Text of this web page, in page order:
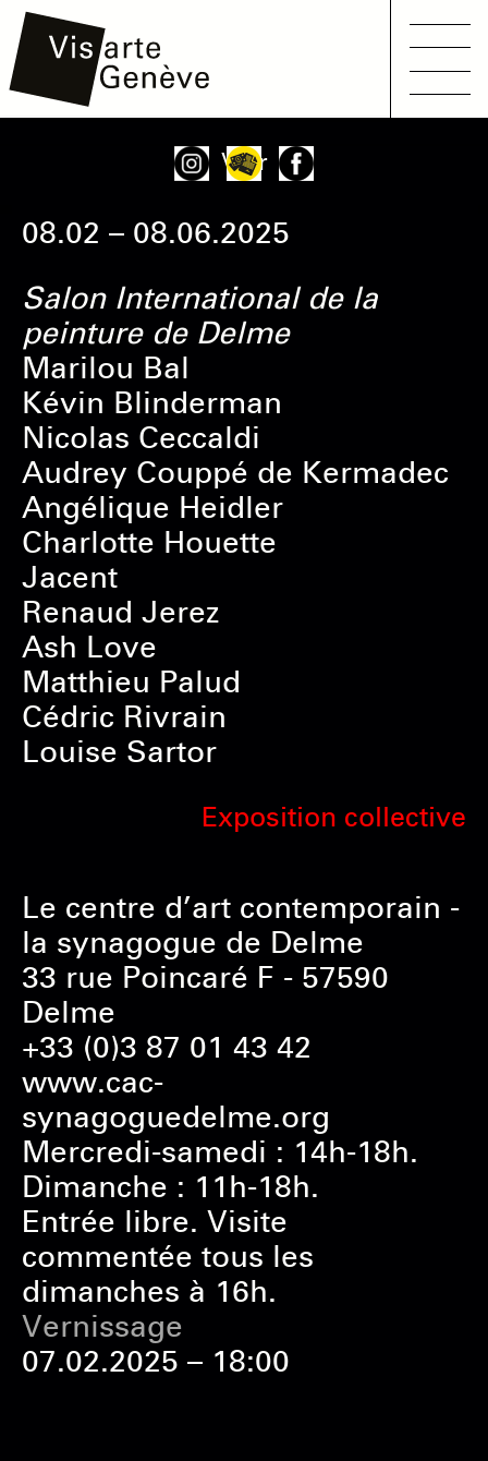
principal
Voir
08.02 – 08.06.2025
Salon International de la
peinture de Delme
Marilou Bal
Kévin Blinderman
Nicolas Ceccaldi
Audrey Couppé de Kermadec
Angélique Heidler
Charlotte Houette
Jacent
Renaud Jerez
Ash Love
Matthieu Palud
Cédric Rivrain
Louise Sartor
Exposition collective
Le centre d’art contemporain -
la synagogue de Delme
33 rue Poincaré F - 57590
Delme
+33 (0)3 87 01 43 42
www.cac-
synagoguedelme.org
Mercredi-samedi : 14h-18h.
Dimanche : 11h-18h.
Entrée libre. Visite
commentée tous les
dimanches à 16h.
Vernissage
07.02.2025 – 18:00